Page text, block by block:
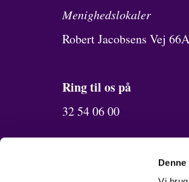
Menighedslokaler
Robert Jacobsens Vej 66A
Ring til os på
32 54 06 00